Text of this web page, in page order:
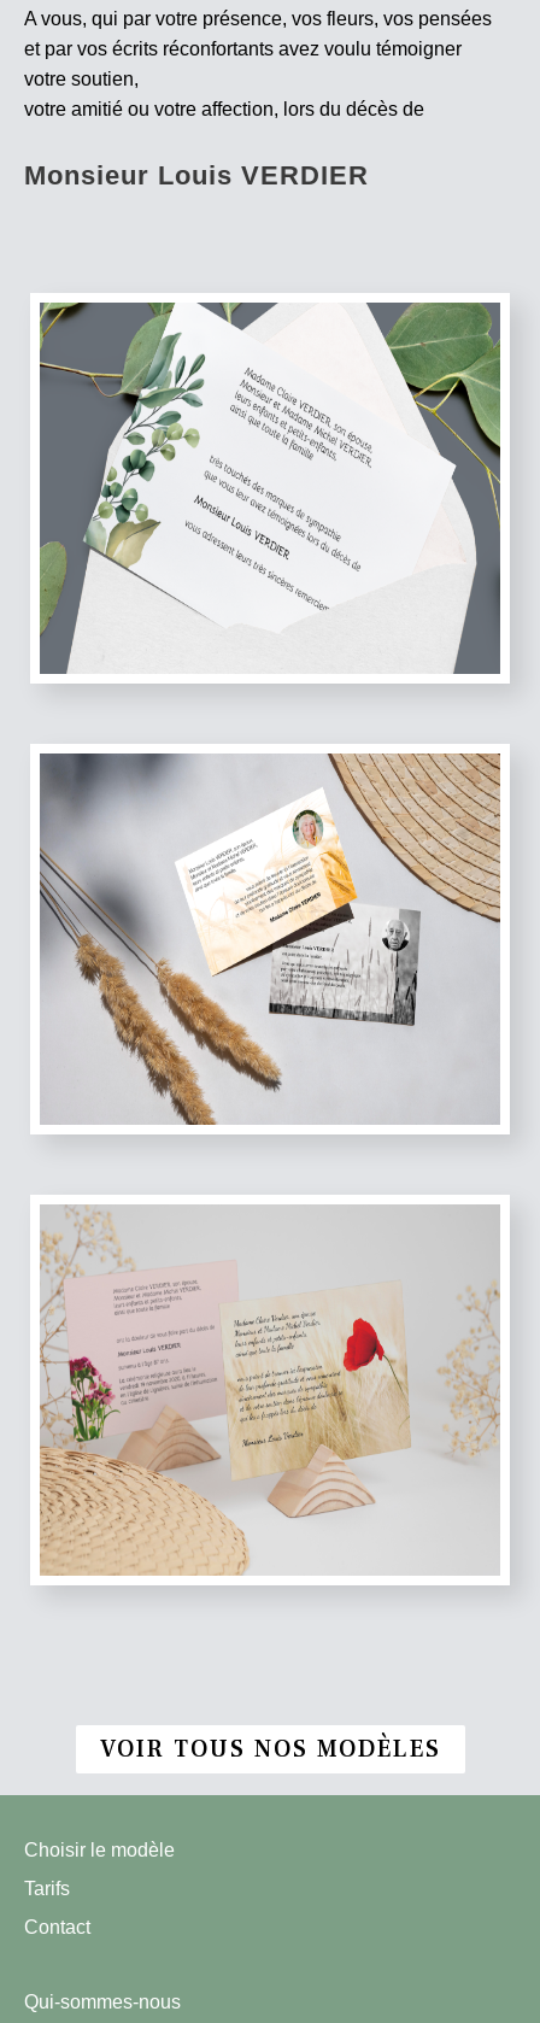
A vous, qui par votre présence, vos fleurs, vos pensées
et par vos écrits réconfortants avez voulu témoigner
votre soutien,
votre amitié ou votre affection, lors du décès de
Monsieur Louis VERDIER
VOIR TOUS NOS MODÈLES
Choisir le modèle
Tarifs
Contact
Qui-sommes-nous